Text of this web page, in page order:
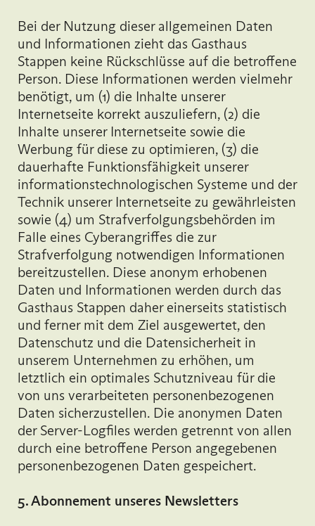
Bei der Nutzung dieser allgemeinen Daten
und Informationen zieht das Gasthaus
Stappen keine Rückschlüsse auf die betroffene
Person. Diese Informationen werden vielmehr
benötigt, um (1) die Inhalte unserer
Internetseite korrekt auszuliefern, (2) die
Inhalte unserer Internetseite sowie die
Werbung für diese zu optimieren, (3) die
dauerhafte Funktionsfähigkeit unserer
informationstechnologischen Systeme und der
Technik unserer Internetseite zu gewährleisten
sowie (4) um Strafverfolgungsbehörden im
Falle eines Cyberangriffes die zur
Strafverfolgung notwendigen Informationen
bereitzustellen. Diese anonym erhobenen
Daten und Informationen werden durch das
Gasthaus Stappen daher einerseits statistisch
und ferner mit dem Ziel ausgewertet, den
Datenschutz und die Datensicherheit in
unserem Unternehmen zu erhöhen, um
letztlich ein optimales Schutzniveau für die
von uns verarbeiteten personenbezogenen
Daten sicherzustellen. Die anonymen Daten
der Server-Logfiles werden getrennt von allen
durch eine betroffene Person angegebenen
personenbezogenen Daten gespeichert.
5. Abonnement unseres Newsletters